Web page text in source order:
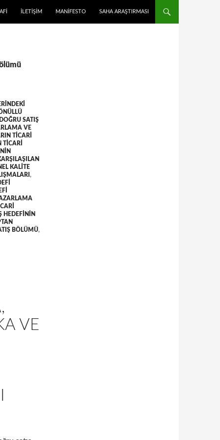
İLETIŞIM MANIFESTO SAHA ARAŞTIRMASI
DOĞRU SATIŞ
VE
TICARI
TICARI
KALITE
,
HEDEFININ
BÖLÜMÜ,
VE